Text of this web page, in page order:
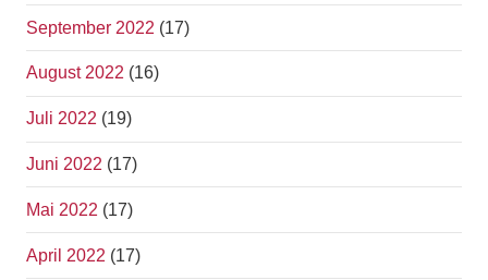
September 2022 (17)
August 2022 (16)
Juli 2022 (19)
Juni 2022 (17)
Mai 2022 (17)
April 2022 (17)